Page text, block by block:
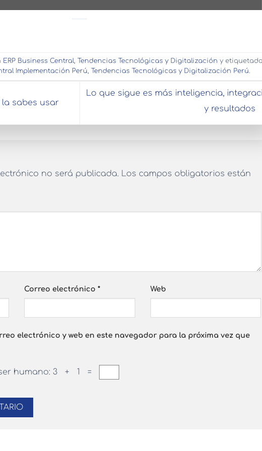
ERP Business Central, Tendencias Tecnológicas y Digitalización y etiquetada
Implementación Perú, Tendencias Tecnológicas y Digitalización Perú.
la sabes usar
Lo que sigue es más inteligencia,
y resultados
no será publicada. Los campos obligatorios están
Correo electrónico * Web
electrónico y web en este navegador para la próxima vez que
humano: 3 + 1 =